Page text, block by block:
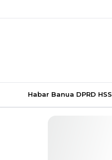
Habar Banua DPRD HSS